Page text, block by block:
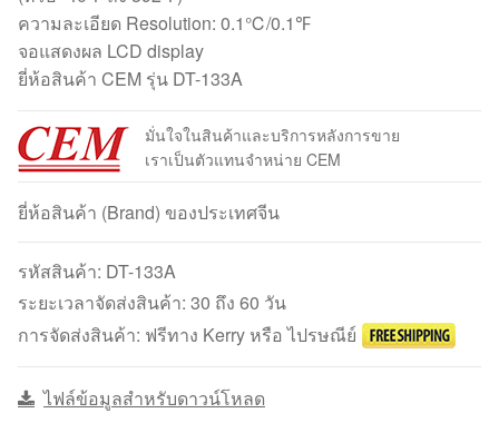
ความละเอียด Resolution: 0.1℃/0.1℉
จอแสดงผล LCD display
ยี่ห้อสินค้า CEM รุ่น DT-133A
มั่นใจในสินค้าและบริการหลังการขาย
เราเป็นตัวแทนจำหน่าย CEM
ยี่ห้อสินค้า (Brand) ของประเทศจีน
รหัสสินค้า: DT-133A
ระยะเวลาจัดส่งสินค้า: 30 ถึง 60 วัน
การจัดส่งสินค้า: ฟรีทาง Kerry หรือ ไปรษณีย์
ไฟล์ข้อมูลสำหรับดาวน์โหลด